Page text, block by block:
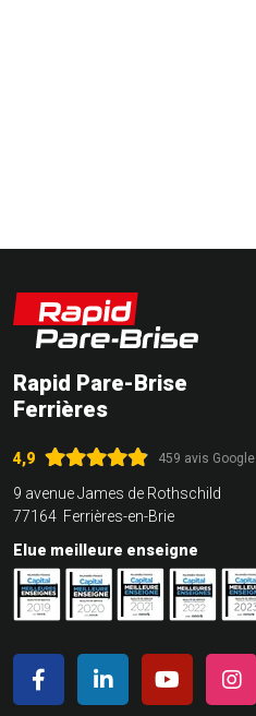
Rapid Pare-Brise
Ferrières
4,9 459 avis Google
9 avenue James de Rothschild
77164 Ferrières-en-Brie
Elue meilleure enseigne